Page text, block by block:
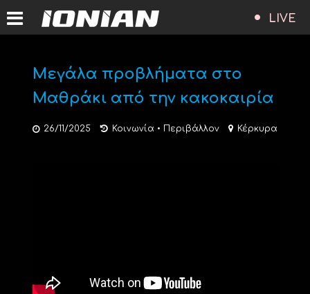
LIVE
Μεγάλα προβλήματα στο
Μαθράκι από την κακοκαιρία
26/11/2025 Κοινωνία • Περιβάλλον Κέρκυρα